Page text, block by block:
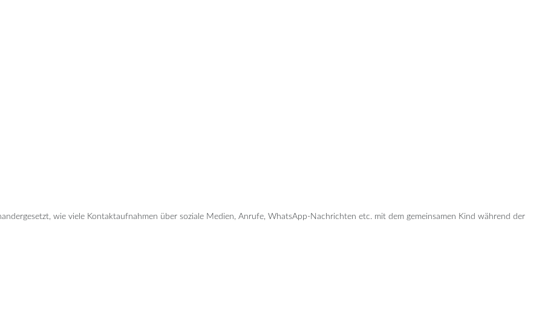
wie viele Kontaktaufnahmen über soziale Medien, Anrufe, WhatsApp-Nachrichten etc. mit dem gemeinsamen Kind während der